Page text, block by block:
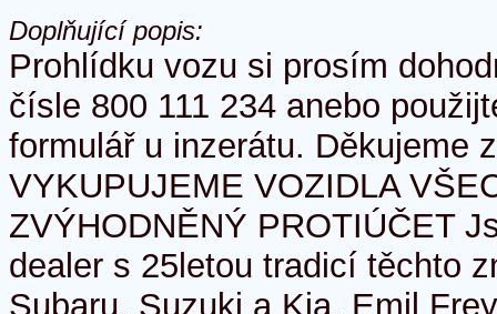
Doplňující popis:
Prohlídku vozu si prosím
čísle 800 111 234 anebo
formulář u inzerátu. Děkujeme
VYKUPUJEME VOZIDLA
ZVÝHODNĚNÝ PROTIÚČET
dealer s 25letou tradicí těchto
Subaru, Suzuki a Kia. Emil